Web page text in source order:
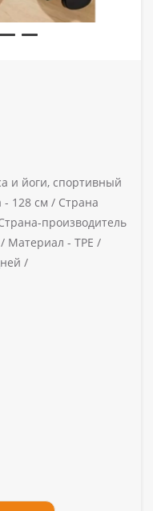
и йоги, спортивный
- 128 см / Страна
производитель
Материал - TPE /
/